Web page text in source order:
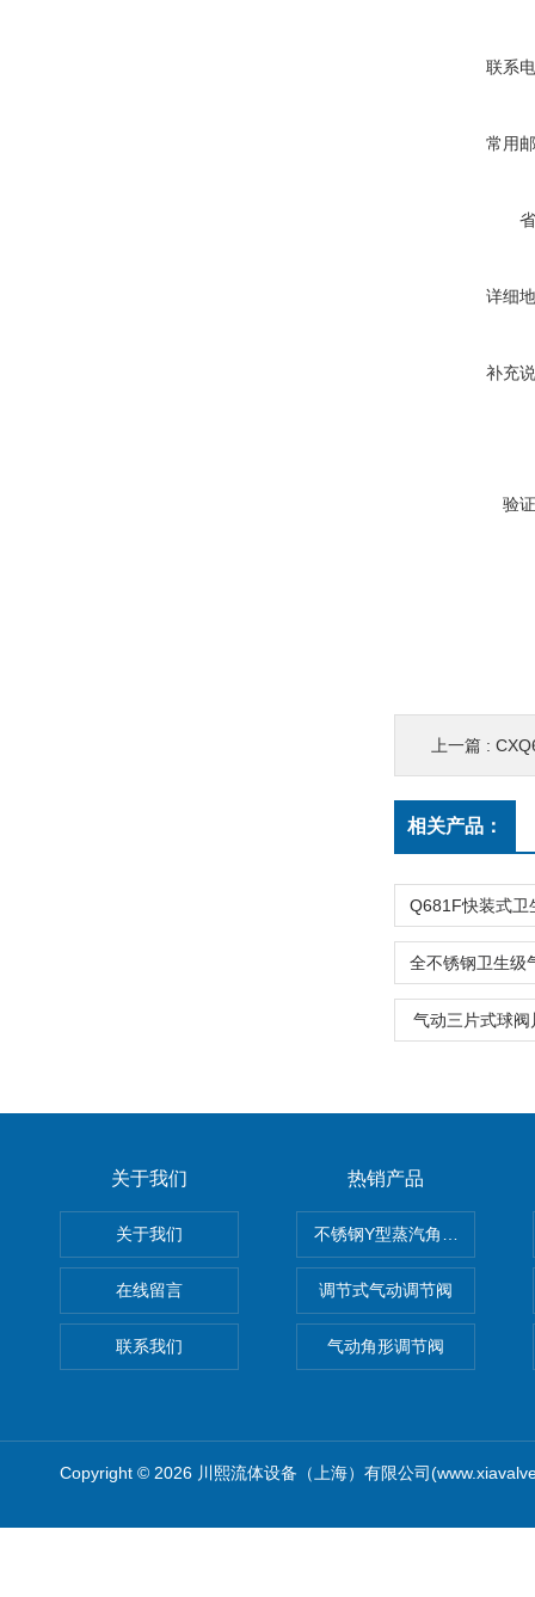
联系
常用
详细
补充
验
上一篇 :
相关产品：
气动三片式球
关于我们
关于我们
在线留言
联系我们
热销产品
不锈钢Y型蒸汽角座阀
调节式气动调节阀
气动角形调节阀
Copyright © 2026 川熙流体设备（上海）有限公司